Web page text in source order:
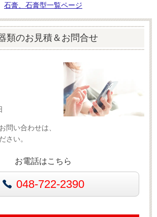
石膏、石膏型一覧ページ
類のお見積＆お問合せ
問い合わせは、
さい。
お電話はこちら
048-722-2390